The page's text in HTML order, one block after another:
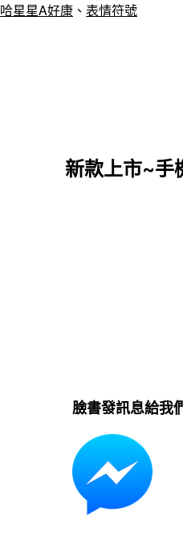
哈星星A好康 、 表情符號
新款上市~手
臉書發訊息給我